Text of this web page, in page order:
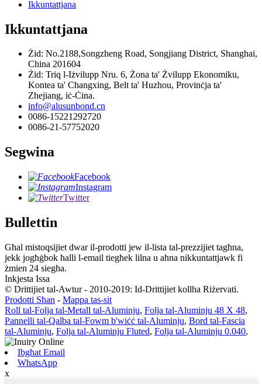
Ikkuntattjana
Ikkuntattjana
Żid: No.2188,Songzheng Road, Songjiang District, Shanghai,
China 201604
Żid: Triq l-Iżvilupp Nru. 6, Żona ta' Żvilupp Ekonomiku,
Kontea ta' Changxing, Belt ta' Huzhou, Provinċja ta'
Zhejiang, iċ-Ċina.
info@alusunbond.cn
0086-15221292720
0086-21-57752020
Segwina
Facebook
Instagram
Twitter
Bullettin
Għal mistoqsijiet dwar il-prodotti jew il-lista tal-prezzijiet tagħna,
jekk jogħġbok ħalli l-email tiegħek lilna u aħna nikkuntattjawk fi
żmien 24 siegħa.
Inkjesta Issa
© Drittijiet tal-Awtur - 2010-2019: Id-Drittijiet kollha Riżervati.
Prodotti Sħan - Mappa tas-sit
Roll tal-Folja tal-Metall tal-Aluminju, Folja tal-Aluminju 48 X 48,
Pannelli tal-Qalba tal-Fowm b'wiċċ tal-Aluminju, Bord tal-Fascia
tal-Aluminju, Folja tal-Aluminju Fluted, Folja tal-Aluminju 0.040,
Ibgħat Email
WhatsApp
x